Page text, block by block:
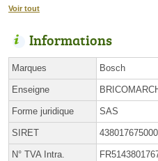
Voir tout
Informations
Marques Bosch
Enseigne
Forme juridique SAS
SIRET
N° TVA Intra.